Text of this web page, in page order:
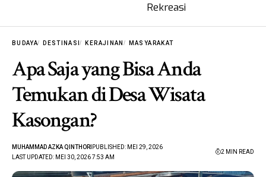
Rekreasi
BUDAYA DESTINASI KERAJINAN MASYARAKAT
Apa Saja yang Bisa Anda
Temukan di Desa Wisata
Kasongan?
LAST UPDATED: MEI 30, 2026 7:53 AM
MUHAMMAD AZKA QINTHORI PUBLISHED: MEI 29, 2026
2 MIN READ